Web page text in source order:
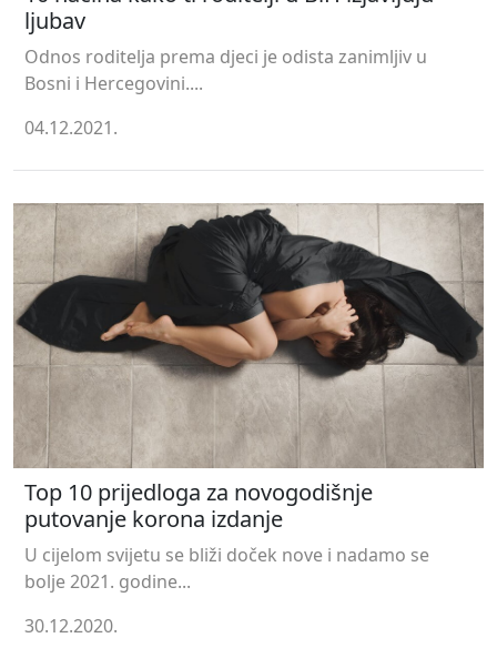
ljubav
Odnos roditelja prema djeci je odista zanimljiv u
Bosni i Hercegovini....
04.12.2021.
Top 10 prijedloga za novogodišnje
putovanje korona izdanje
U cijelom svijetu se bliži doček nove i nadamo se
bolje 2021. godine...
30.12.2020.